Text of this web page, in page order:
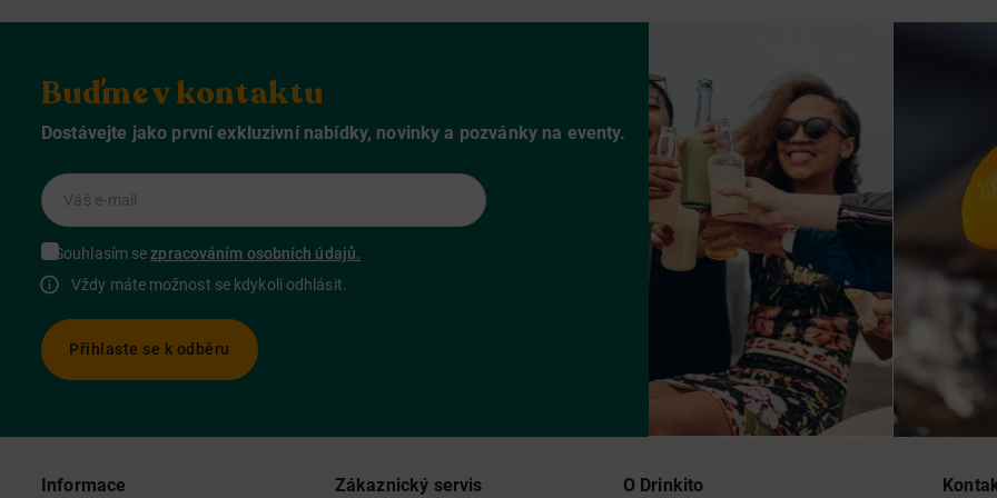
Buďme v kontaktu
Dostávejte jako první exkluzivní nabídky, novinky a pozvánky na eventy.
Váš e-mail
Souhlasím sezpracováním osobních údajů.
Vždy máte možnost se kdykoli odhlásit.
Přihlaste se k odběru
Informace Zákaznický servis O Drinkito